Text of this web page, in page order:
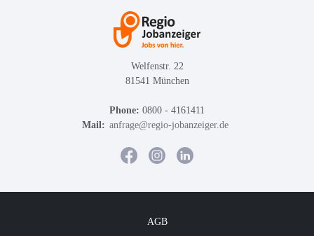
Welfenstr. 22
81541 München
Phone: 0800 - 4161411
Mail: anfrage@regio-jobanzeiger.de
AGB